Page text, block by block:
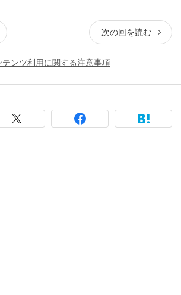
次の回を読む
テンツ利用に関する注意事項